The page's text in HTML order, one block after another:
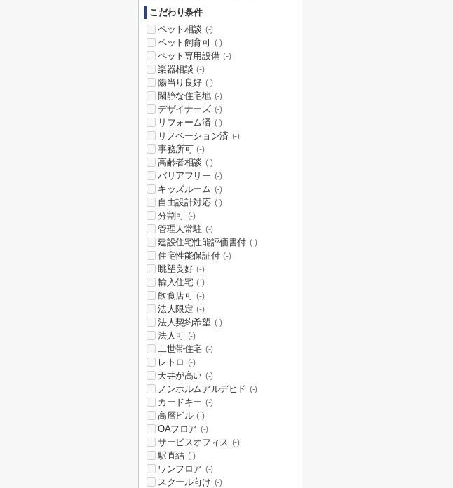
こだわり条件
ペット相談 (-)
ペット飼育可 (-)
ペット専用設備 (-)
楽器相談 (-)
陽当り良好 (-)
閑静な住宅地 (-)
デザイナーズ (-)
リフォーム済 (-)
リノベーション済 (-)
事務所可 (-)
高齢者相談 (-)
バリアフリー (-)
キッズルーム (-)
自由設計対応 (-)
分割可 (-)
管理人常駐 (-)
建設住宅性能評価書付 (-)
住宅性能保証付 (-)
眺望良好 (-)
輸入住宅 (-)
飲食店可 (-)
法人限定 (-)
法人契約希望 (-)
法人可 (-)
二世帯住宅 (-)
レトロ (-)
天井が高い (-)
ノンホルムアルデヒド (-)
カードキー (-)
高層ビル (-)
OAフロア (-)
サービスオフィス (-)
駅直結 (-)
ワンフロア (-)
スクール向け (-)